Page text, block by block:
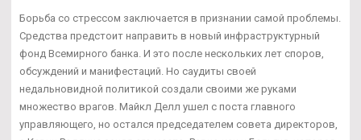
Борьба со стрессом заключается в признании самой проблемы.
Средства предстоит направить в новый инфраструктурный
фонд Всемирного банка. И это после нескольких лет споров,
обсуждений и манифестаций. Но саудиты своей
недальновидной политикой создали своими же руками
множество врагов. Майкл Делл ушел с поста главного
управляющего, но остался председателем совета директоров,